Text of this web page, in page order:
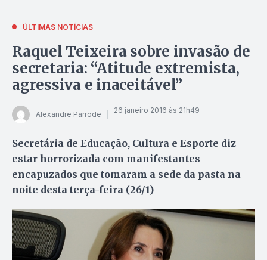
ÚLTIMAS NOTÍCIAS
Raquel Teixeira sobre invasão de
secretaria: “Atitude extremista,
agressiva e inaceitável”
Alexandre Parrode 26 janeiro 2016 às 21h49
Secretária de Educação, Cultura e Esporte diz
estar horrorizada com manifestantes
encapuzados que tomaram a sede da pasta na
noite desta terça-feira (26/1)